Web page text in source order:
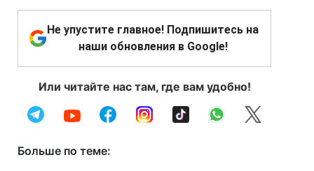
Не упустите главное! Подпишитесь на
наши обновления в Google!
Или читайте нас там, где вам удобно!
Больше по теме: